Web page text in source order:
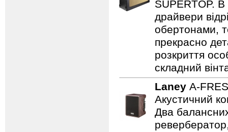
SUPERTOP. В
драйвери
обертонами,
прекрасно
розкриття
складний
Laney A-
Акустичний
Два